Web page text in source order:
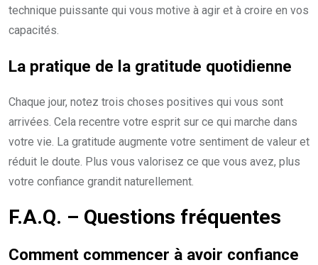
technique puissante qui vous motive à agir et à croire en vos
capacités.
La pratique de la gratitude quotidienne
Chaque jour, notez trois choses positives qui vous sont
arrivées. Cela recentre votre esprit sur ce qui marche dans
votre vie. La gratitude augmente votre sentiment de valeur et
réduit le doute. Plus vous valorisez ce que vous avez, plus
votre confiance grandit naturellement.
F.A.Q. – Questions fréquentes
Comment commencer à avoir confiance